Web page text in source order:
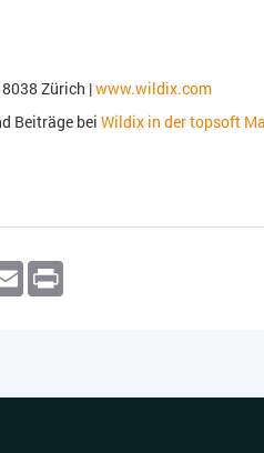
Zürich |www.wildix.com
Beiträge bei Wildix in der topsoft
Email